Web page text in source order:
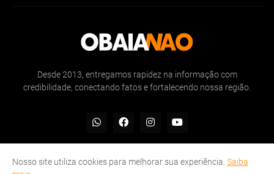
Desde 2013, entregamos rapidez na informação com
credibilidade, conectando fatos e fortalecendo nossa região.
Nosso site utiliza cookies para melhorar sua experiência. Saiba